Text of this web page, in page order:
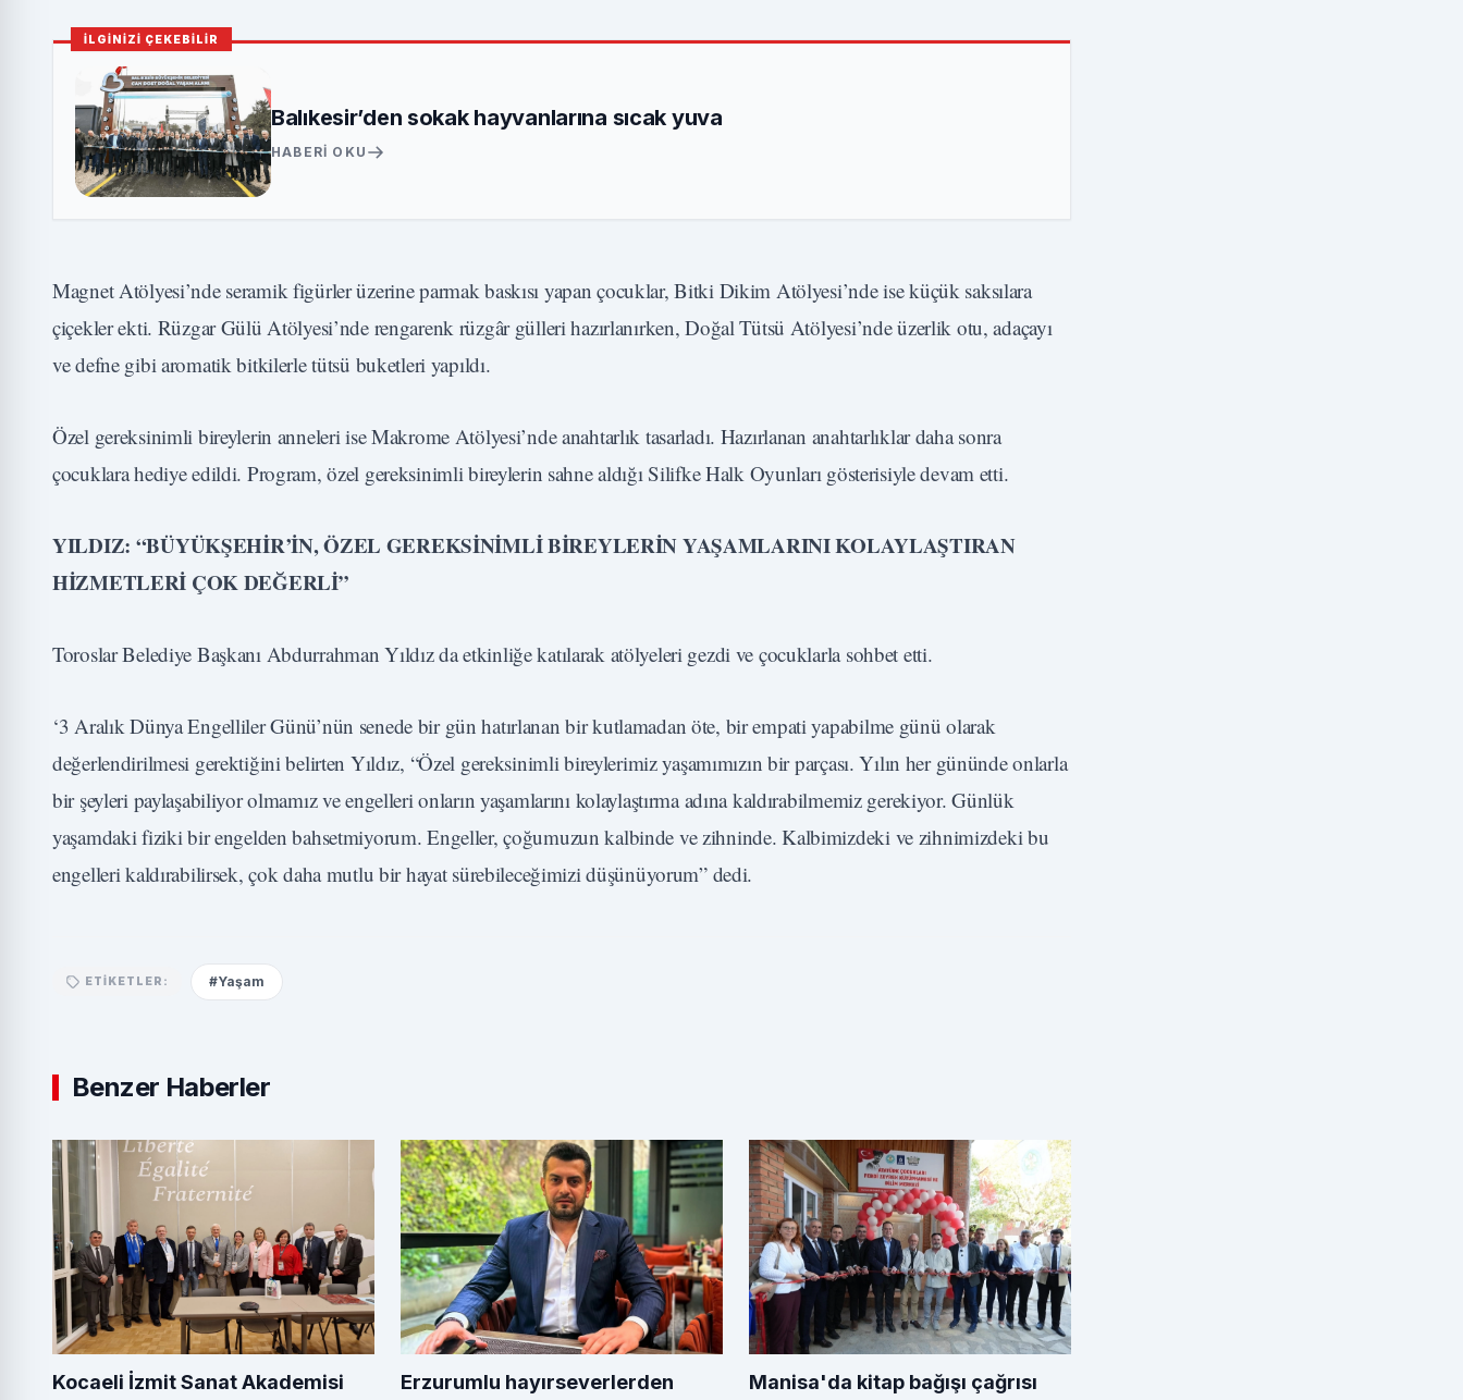
İLGİNİZİ ÇEKEBİLİR
Balıkesir’den sokak hayvanlarına sıcak yuva
HABERI OKU
Magnet Atölyesi’nde seramik figürler üzerine parmak baskısı yapan çocuklar, Bitki Dikim Atölyesi’nde ise küçük saksılara
çiçekler ekti. Rüzgar Gülü Atölyesi’nde rengarenk rüzgâr gülleri hazırlanırken, Doğal Tütsü Atölyesi’nde üzerlik otu, adaçayı
ve defne gibi aromatik bitkilerle tütsü buketleri yapıldı.
Özel gereksinimli bireylerin anneleri ise Makrome Atölyesi’nde anahtarlık tasarladı. Hazırlanan anahtarlıklar daha sonra
çocuklara hediye edildi. Program, özel gereksinimli bireylerin sahne aldığı Silifke Halk Oyunları gösterisiyle devam etti.
YILDIZ: “BÜYÜKŞEHİR’İN, ÖZEL GEREKSİNİMLİ BİREYLERİN YAŞAMLARINI KOLAYLAŞTIRAN
HİZMETLERİ ÇOK DEĞERLİ”
Toroslar Belediye Başkanı Abdurrahman Yıldız da etkinliğe katılarak atölyeleri gezdi ve çocuklarla sohbet etti.
‘3 Aralık Dünya Engelliler Günü’nün senede bir gün hatırlanan bir kutlamadan öte, bir empati yapabilme günü olarak
değerlendirilmesi gerektiğini belirten Yıldız, “Özel gereksinimli bireylerimiz yaşamımızın bir parçası. Yılın her gününde onlarla
bir şeyleri paylaşabiliyor olmamız ve engelleri onların yaşamlarını kolaylaştırma adına kaldırabilmemiz gerekiyor. Günlük
yaşamdaki fiziki bir engelden bahsetmiyorum. Engeller, çoğumuzun kalbinde ve zihninde. Kalbimizdeki ve zihnimizdeki bu
engelleri kaldırabilirsek, çok daha mutlu bir hayat sürebileceğimizi düşünüyorum” dedi.
ETIKETLER: #Yaşam
Benzer Haberler
Kocaeli İzmit Sanat Akademisi
Erzurumlu hayırseverlerden
Manisa'da kitap bağışı çağrısı